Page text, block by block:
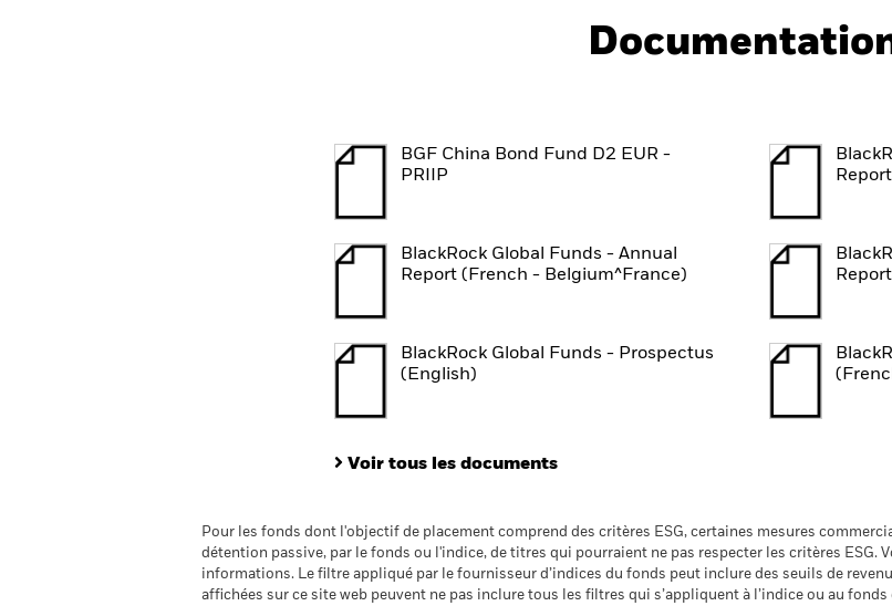
BGF China Bond Fund D2 EUR -
PRIIP
BlackRock Global Funds - Annual
Report (French - Belgium^France)
BlackRock Global Funds - Prospectus
(English)
Voir tous les documents
Pour les fonds dont l'objectif de placement comprend des critères ESG, certaines mesures
détention passive, par le fonds ou l'indice, de titres qui pourraient ne pas respecter les critères ESG.
informations. Le filtre appliqué par le fournisseur d’indices du fonds peut inclure des seuils de
affichées sur ce site web peuvent ne pas inclure tous les filtres qui s’appliquent à l’indice ou au